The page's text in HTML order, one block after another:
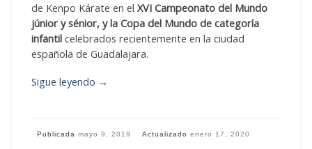
de Kenpo Kárate en elXVI Campeonato del Mundo
júnior y sénior, y la Copa del Mundo de categoría
infantilcelebrados recientemente en la ciudad
española de Guadalajara.
Sigue leyendo →
Publicadamayo 9, 2019 Actualizadoenero 17, 2020